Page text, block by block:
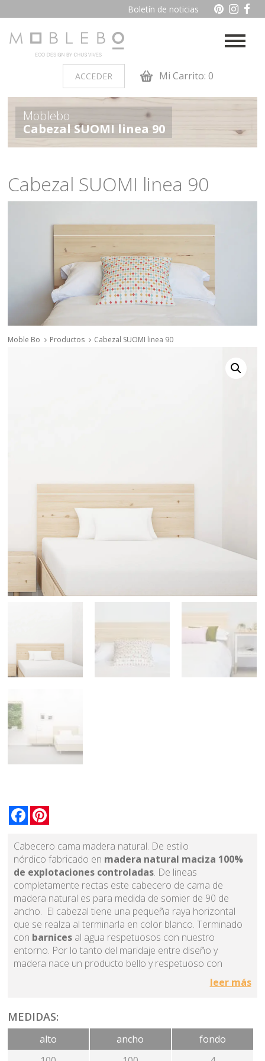
Boletín de noticias
ACCEDER Mi Carrito: 0
PRODUCTOS POR AMBIENTES
Auxiliares Baño
Moblebo
Cabezal SUOMI linea 90
Cabezal SUOMI linea 90
Moble Bo Productos Cabezal SUOMI linea 90
Facebook
Cabecero cama madera natural. De estilo
nórdico fabricado en madera natural maciza 100%
de explotaciones controladas. De lineas
completamente rectas este cabecero de cama de
madera natural es para medida de somier de 90 de
ancho. El cabezal tiene una pequeña raya horizontal
que se realza al terminarla en color blanco. Terminado
con barnices al agua respetuosos con nuestro
entorno. Por lo tanto del maridaje entre diseño y
madera nace un producto bello y respetuoso con
nuestro entorno. Sus formas sencillas se adaptan muy
bien a cualquier proyecto de interiorismo. La madera
incluye bañera. El cabezal normalmente va anclado a la
pared.
Pertenece a una colección de dormitorios con una
leer más
MEDIDAS:
alto
ancho
fondo